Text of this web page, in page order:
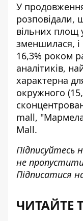
У продовження
розповідали,
вільних площ
зменшилася,
16,3% роком
аналітиків,
характерна
окружного
mall,
Mall.
Підписуйтесь
не
Підписатися
ЧИТАЙТЕ